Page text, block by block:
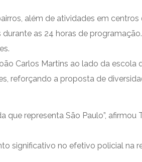
além de atividades em centros
as 24 horas de
Carlos Martins ao lado da escola
reforçando a proposta de
que representa São Paulo”, afirmou
significativo no efetivo policial na